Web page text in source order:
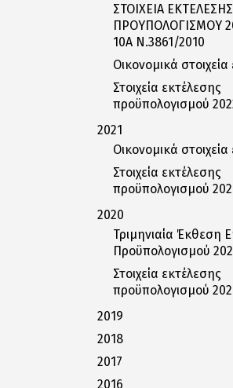
ΣΤΟΙΧΕΙΑ ΕΚΤΕΛΕΣΗΣ
ΠΡΟΥΠΟΛΟΓΙΣΜΟΥ
10Α Ν.3861/2010
Οικονομικά
Στοιχεία εκτέλεσης
προϋπολογισμού
2021
Οικονομικά στοιχεία
Στοιχεία εκτέλεσης
προϋπολογισμού
2020
Τριμηνιαία Έκθεση
Προϋπολογισμού
Στοιχεία εκτέλεσης
προϋπολογισμού
2019
2018
2017
2016